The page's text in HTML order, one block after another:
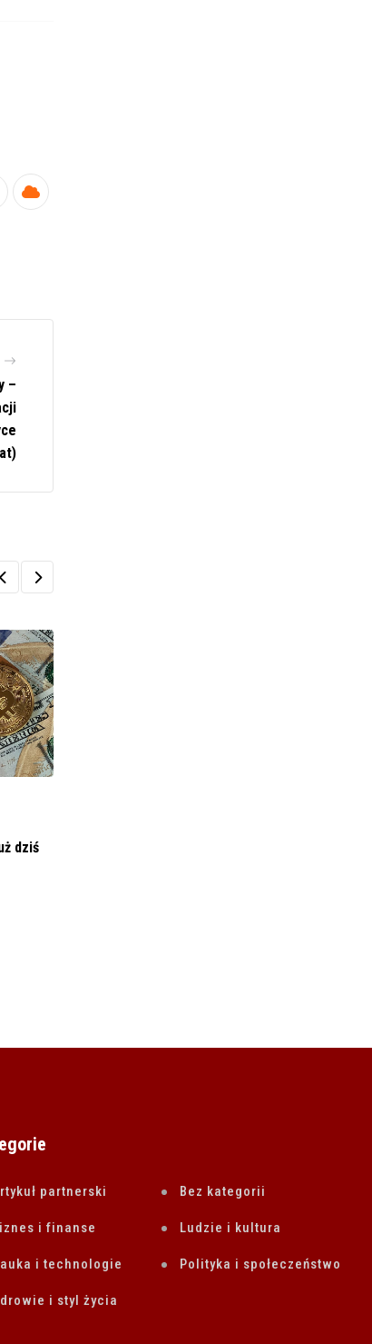
Cloud
–
dziś
partnerski Bez kategorii
i finanse Ludzie i kultura
i technologie Polityka i społeczeństwo
i styl życia